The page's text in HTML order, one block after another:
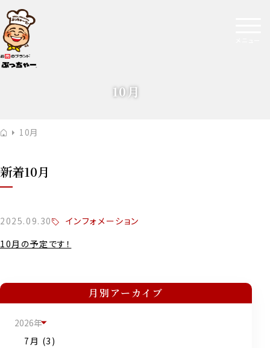
10月
10月
新着10月
2025.09.30
インフォメーション
10月の予定です！
月別アーカイブ
2026年
7月 (3)